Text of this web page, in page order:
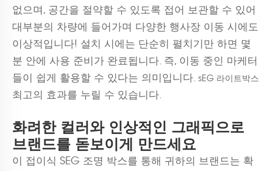
없으며, 공간을 절약할 수 있도록 접어 보관할 수 있어
대부분의 차량에 들어가며 다양한 행사장 이동 시에도
이상적입니다! 설치 시에는 단순히 펼치기만 하면 몇
분 안에 사용 준비가 완료됩니다. 즉, 이동 중인 마케터
들이 쉽게 활용할 수 있다는 의미입니다. sEG 라이트박스
최고의 효과를 누릴 수 있습니다.
화려한 컬러와 인상적인 그래픽으로
브랜드를 돋보이게 만드세요
이 접이식 SEG 조명 박스를 통해 귀하의 브랜드는 확